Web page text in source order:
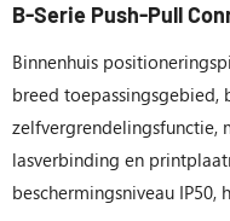
B-Serie Push-Pull
Binnenhuis
breed toepassingsgebied,
zelfvergrendelingsfunctie,
lasverbinding en
beschermingsniveau